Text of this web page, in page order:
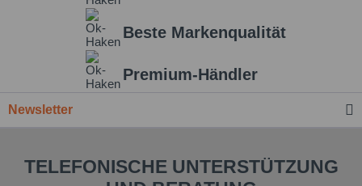
Beste Markenqualität
Premium-Händler
Newsletter
TELEFONISCHE UNTERSTÜTZUNG